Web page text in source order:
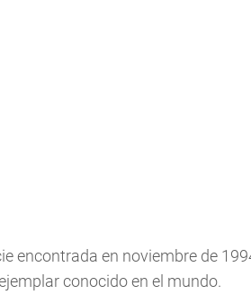
encontrada en noviembre de
conocido en el mundo.